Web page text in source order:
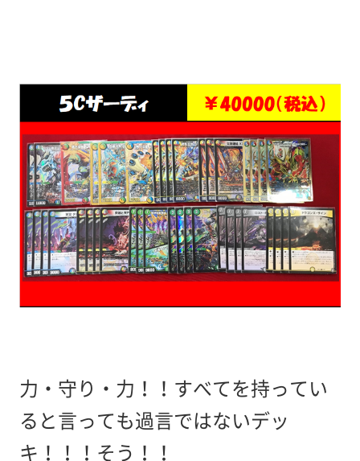
力・守り・力！！すべてを持ってい
ると言っても過言ではないデッ
キ！！！そう！！